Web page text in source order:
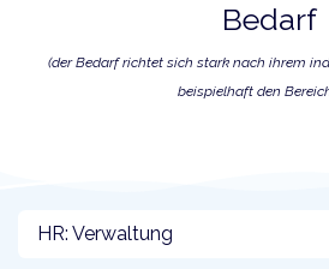
Bedarf
(der Bedarf richtet sich stark nach ihrem
beispielhaft den
HR: Verwaltung